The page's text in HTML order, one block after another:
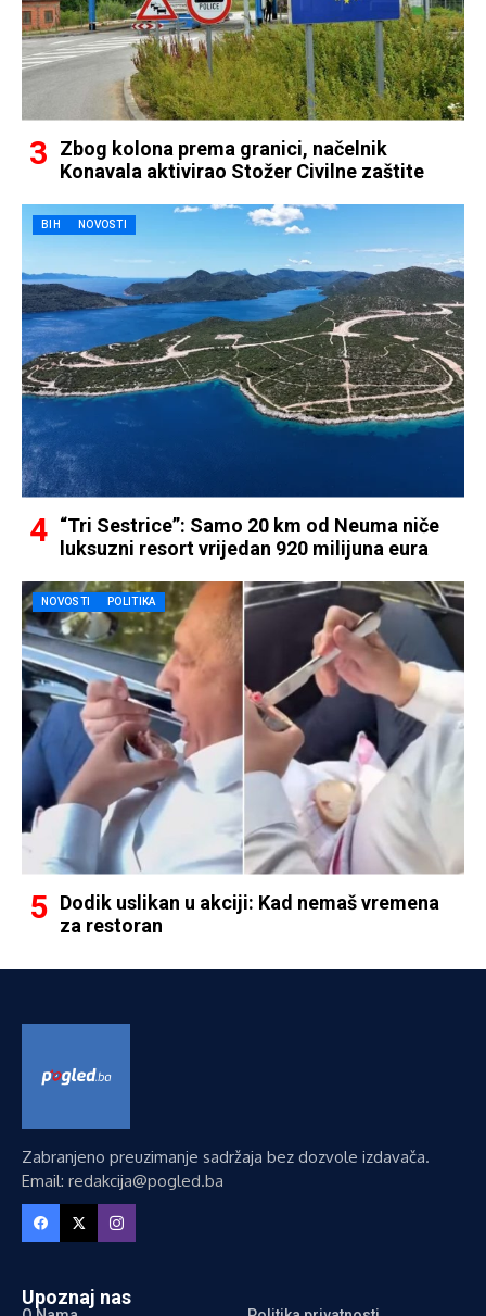
Zbog kolona prema granici, načelnik
Konavala aktivirao Stožer Civilne zaštite
BIH NOVOSTI
“Tri Sestrice”: Samo 20 km od Neuma niče
luksuzni resort vrijedan 920 milijuna eura
NOVOSTI POLITIKA
Dodik uslikan u akciji: Kad nemaš vremena
za restoran
Zabranjeno preuzimanje sadržaja bez dozvole izdavača.
Email: redakcija@pogled.ba
Upoznaj nas